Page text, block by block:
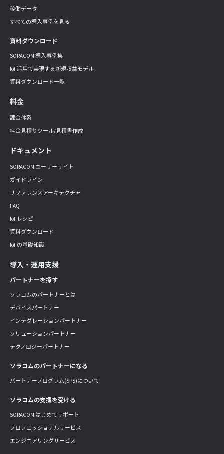
稼働データ
すべての導入事例を見る
資料ダウンロード
SORACOM 導入事例集
IoT 活用で実現する新規収益モデル
資料ダウンロード一覧
料金
課金体系
料金見積りツール/見積書作成
ドキュメント
SORACOM ユーザーサイト
ガイドライン
リファレンスアーキテクチャ
FAQ
IoT レシピ
資料ダウンロード
IoT の基礎知識
導入・運用支援
パートナーを探す
ソラコムのパートナーとは
デバイスパートナー
インテグレーションパートナー
ソリューションパートナー
テクノロジーパートナー
ソラコムのパートナーになる
パートナープログラム(SPS)について
ソラコムの支援を受ける
SORACOM はじめてサポート
プロフェッショナルサービス
エンジニアリングサービス